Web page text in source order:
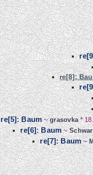
re[8]:
re[5]: Baum~grasovka*
re[6]: Baum~
re[7]: Baum~